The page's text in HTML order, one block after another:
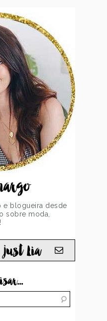
e blogueira desde
sobre moda,
Lia